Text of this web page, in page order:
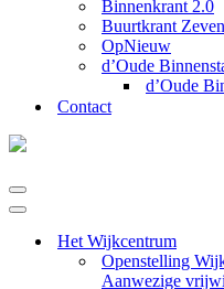
Binnenkrant 2.0
Buurtkrant Zeven
OpNieuw
d’Oude
d’Oude
Contact
Navigatie
Menu
Navigatie
Het Wijkcentrum
Openstelling
Aanwezige